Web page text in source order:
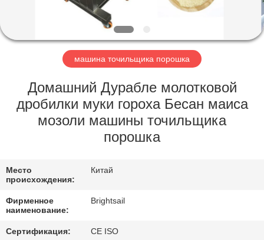
О
НАС
ЗАВОД
ТУР
СВЯЖИТЕСЬ
МЫ
машина точильщика порошка
Домашний Дурабле молотковой
дробилки муки гороха Бесан маиса
мозоли машины точильщика
порошка
Место
происхождения:
Китай
Фирменное
наименование:
Brightsail
Сертификация: CE ISO